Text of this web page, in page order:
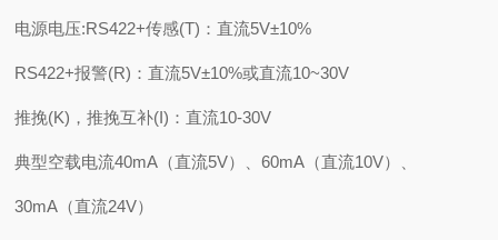
电源电压:RS422+传感(T)：直流5V±10%
RS422+报警(R)：直流5V±10%或直流10~30V
推挽(K)，推挽互补(I)：直流10-30V
典型空载电流40mA（直流5V）、60mA（直流10V）、
30mA（直流24V）